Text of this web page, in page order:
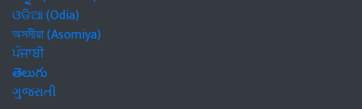
ଓଡିଆ (Odia)
অসমীয়া (Asomiya)
ਪੰਜਾਬੀ
తెలుగు
ગુજરાતી